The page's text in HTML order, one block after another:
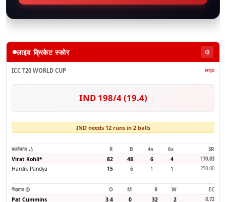
लाइव क्रिकेट स्कोर ⚙️
ICC T20 WORLD CUP लाइव
IND 198/4 (19.4)
IND needs 12 runs in 2 balls
बल्लेबाज 🏏 R B 4s 6s
SR
Virat Kohli* 82 48 6 4 170.83
Hardik Pandya 15 6 1 1 250.00
गेंदबाज 🥎 O M R W
EC
Pat Cummins
3.4 0 32 2 8.72